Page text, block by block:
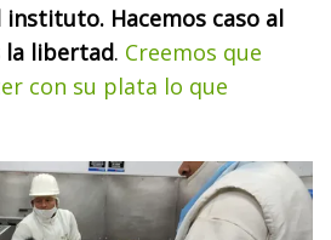
Hacemos caso al
la libertad. Creemos que
con su plata lo que